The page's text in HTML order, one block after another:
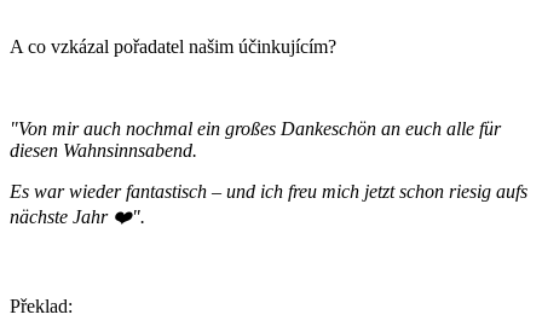
A co vzkázal pořadatel našim účinkujícím?
"Von mir auch nochmal ein großes Dankeschön an euch alle für
diesen Wahnsinnsabend.
Es war wieder fantastisch – und ich freu mich jetzt schon riesig aufs
nächste Jahr ❤️".
Překlad: